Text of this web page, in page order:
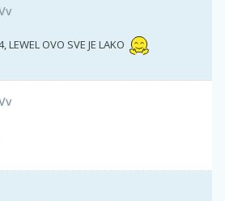
LEWEL OVO SVE JE LAKO